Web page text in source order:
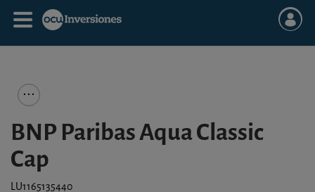
BNP Paribas Aqua Classic
Cap
LU1165135440